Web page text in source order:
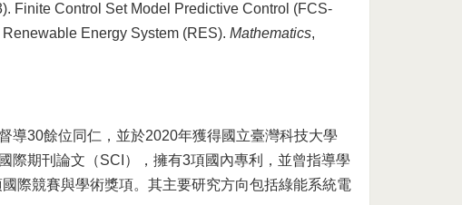
Finite Control Set Model Predictive Control (FCS-
Energy System (RES). Mathematics,
導30餘位同仁，並於2020年獲得國立臺灣科技大學
際期刊論文（SCI），擁有3項國內專利，並曾指導學
際競賽與學術獎項。其主要研究方向包括綠能系統電